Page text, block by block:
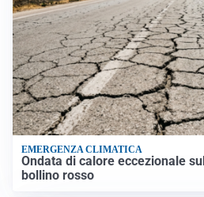
EMERGENZA CLIMATICA
Ondata di calore eccezionale
bollino rosso